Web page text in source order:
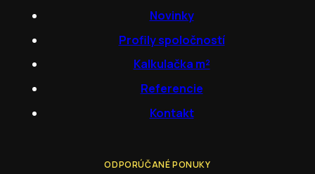
Novinky
Profily spoločností
Kalkulačka m²
Referencie
Kontakt
ODPORÚČANÉ PONUKY